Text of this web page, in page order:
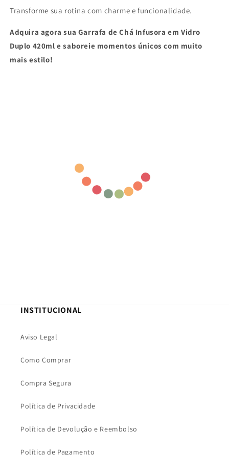
Transforme sua rotina com charme e funcionalidade.
Adquira agora sua Garrafa de Chá Infusora em Vidro
Duplo 420ml e saboreie momentos únicos com muito
mais estilo!
INSTITUCIONAL
Aviso Legal
Como Comprar
Compra Segura
Política de Privacidade
Política de Devolução e Reembolso
Política de Pagamento